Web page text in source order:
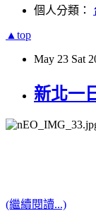
個人分類：
▲top
May 23 Sat
新北一
(繼續閱讀...)